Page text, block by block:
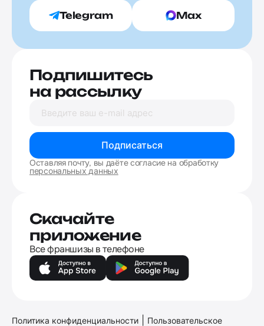
Telegram Max
Подпишитесь
на рассылку
Подписаться
Оставляя почту, вы даёте согласие на обработку
персональных данных
Скачайте
приложение
Все франшизы в телефоне
Политика конфиденциальности
Пользовательское